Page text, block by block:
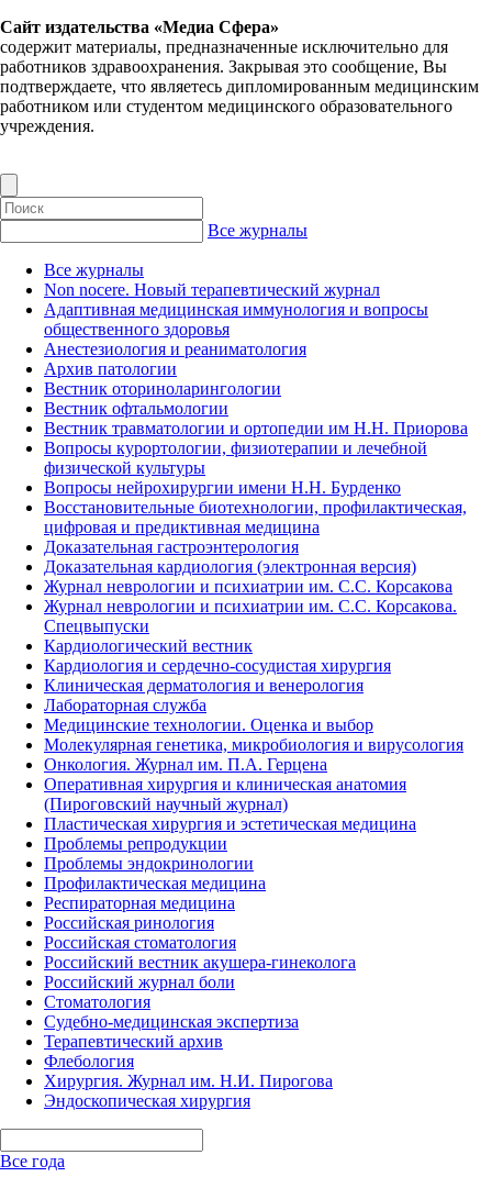
Сайт издательства «Медиа Сфера»
содержит материалы, предназначенные исключительно для
работников здравоохранения. Закрывая это сообщение, Вы
подтверждаете, что являетесь дипломированным медицинским
работником или студентом медицинского образовательного
учреждения.
Все журналы
Все журналы
Non nocere. Новый терапевтический журнал
Адаптивная медицинская иммунология и вопросы
общественного здоровья
Анестезиология и реаниматология
Архив патологии
Вестник оториноларингологии
Вестник офтальмологии
Вестник травматологии и ортопедии им Н.Н. Приорова
Вопросы курортологии, физиотерапии и лечебной
физической культуры
Вопросы нейрохирургии имени Н.Н. Бурденко
Восстановительные биотехнологии, профилактическая,
цифровая и предиктивная медицина
Доказательная гастроэнтерология
Доказательная кардиология (электронная версия)
Журнал неврологии и психиатрии им. С.С. Корсакова
Журнал неврологии и психиатрии им. С.С. Корсакова.
Спецвыпуски
Кардиологический вестник
Кардиология и сердечно-сосудистая хирургия
Клиническая дерматология и венерология
Лабораторная служба
Медицинские технологии. Оценка и выбор
Молекулярная генетика, микробиология и вирусология
Онкология. Журнал им. П.А. Герцена
Оперативная хирургия и клиническая анатомия
(Пироговский научный журнал)
Пластическая хирургия и эстетическая медицина
Проблемы репродукции
Проблемы эндокринологии
Профилактическая медицина
Респираторная медицина
Российская ринология
Российская стоматология
Российский вестник акушера-гинеколога
Российский журнал боли
Стоматология
Судебно-медицинская экспертиза
Терапевтический архив
Флебология
Хирургия. Журнал им. Н.И. Пирогова
Эндоскопическая хирургия
Все года